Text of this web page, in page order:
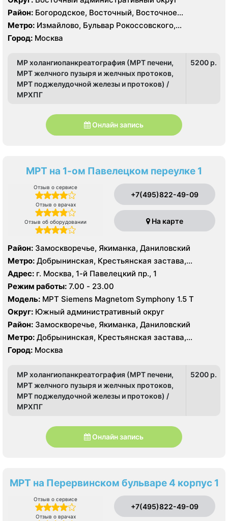
Район: Богородское, Восточный, Восточное
Измайлово, Гольяново, Измайлово, Метрогородок,
Северное Измайлово, Соколиная Гора, Сокольники
Метро: Измайлово, Бульвар Рокоссовского,
Белокаменная , Локомотив , Партизанская,
Первомайская, Преображенская площадь, Ростокино,
Семеновская, Сокольники, Черкизовская, Щелковская,
Электрозаводская
Город: Москва
МР холангиопанкреатография (МРТ печени,
МРТ желчного пузыря и желчных протоков,
МРТ поджелудочной железы и протоков) /
МРХПГ
5200 p.
Онлайн запись
МРТ на 1-ом Павелецком переулке 1
Отзыв о сервисе
Отзыв о врачах
Отзыв об оборудовании
+7(495)822-49-09
На карте
Район: Замоскворечье, Якиманка, Даниловский
Метро: Добрынинская, Крестьянская застава,
Новокузнецкая, Октябрьская, Павелецкая, Полянка,
Пролетарская, Серпуховская, Третьяковская,
Тульская, Шаболовская
Адрес: г. Москва, 1-й Павелецкий пр., 1
Режим работы: 7.00 - 23.00
Модель:
МРТ Siemens Magnetom Symphony 1.5 Т
Округ: Южный административный округ
Район: Замоскворечье, Якиманка, Даниловский
Метро: Добрынинская, Крестьянская застава,
Новокузнецкая, Октябрьская, Павелецкая, Полянка,
Пролетарская, Серпуховская, Третьяковская,
Город: Москва
МР холангиопанкреатография (МРТ печени,
МРТ желчного пузыря и желчных протоков,
МРТ поджелудочной железы и протоков) /
МРХПГ
5200 p.
Онлайн запись
МРТ на Перервинском бульваре 4 корпус 1
Отзыв о сервисе
Отзыв о врачах
+7(495)822-49-09